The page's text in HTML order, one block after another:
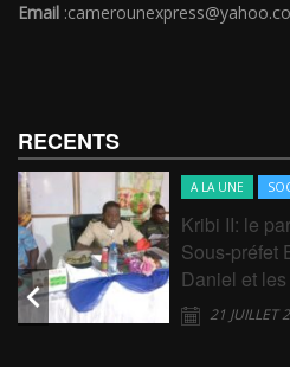
Email
RECENTS
A LA UNE
Kribi II: le
Sous-préfet
Daniel et
21 JUILLET